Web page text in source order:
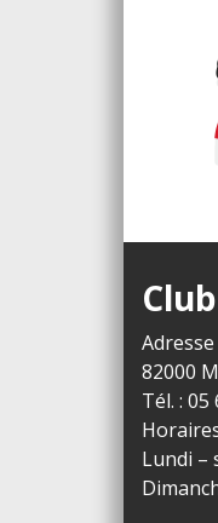
Adresse
82000
Tél. : 05
Lundi –